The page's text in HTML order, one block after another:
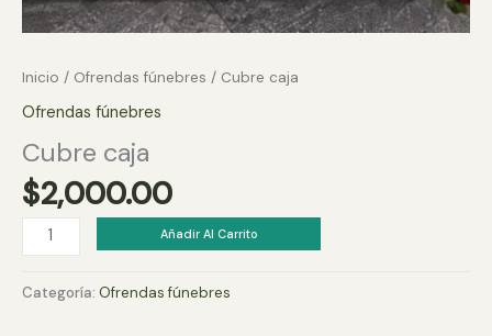
Inicio / Ofrendas fúnebres / Cubre caja
Ofrendas fúnebres
Cubre caja
$2,000.00
Cubre
caja
Añadir Al Carrito
Categoría: Ofrendas fúnebres